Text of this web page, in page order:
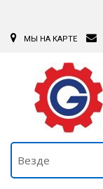
МЫ НА КАРТЕ